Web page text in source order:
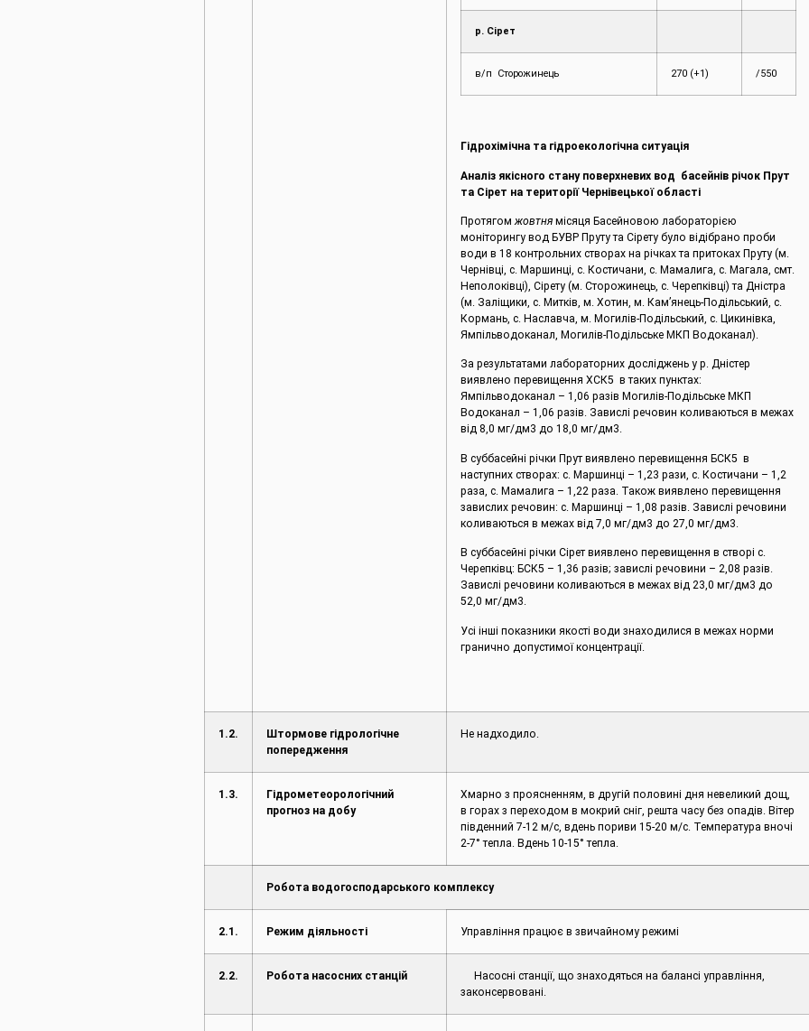
р. Сірет
в/п Сторожинець 270 (+1) /550
Гідрохімічна та гідроекологічна ситуація
Аналіз якісного стану поверхневих вод басейнів річок Прут
та Сірет на території Чернівецької області
Протягомжовтня місяця Басейновою лабораторією
моніторингу вод БУВР Пруту та Сірету було відібрано проби
води в 18 контрольних створах на річках та притоках Пруту (м.
Чернівці, c. Маршинці, с. Костичани, с. Мамалига, с. Магала, смт.
Неполоківці), Сірету (м. Сторожинець, с. Черепківці) та Дністра
(м. Заліщики, с. Митків, м. Хотин, м. Кам’янець-Подільський, с.
Кормань, с. Наславча, м. Могилів-Подільський, с. Цикинівка,
Ямпільводоканал, Могилів-Подільське МКП Водоканал).
За результатами лабораторних досліджень у р. Дністер
виявлено перевищення ХСК5 в таких пунктах:
Ямпільводоканал – 1,06 разів Могилів-Подільське МКП
Водоканал – 1,06 разів. Завислі речовин коливаються в межах
від 8,0 мг/дм3 до 18,0 мг/дм3.
В суббасейні річки Прут виявлено перевищення БСК5 в
наступних створах: c. Маршинці – 1,23 рази, с. Костичани – 1,2
раза, с. Мамалига – 1,22 раза. Також виявлено перевищення
завислих речовин: c. Маршинці – 1,08 разів. Завислі речовини
коливаються в межах від 7,0 мг/дм3 до 27,0 мг/дм3.
В суббасейні річки Сірет виявлено перевищення в створі с.
Черепківц: БСК5 – 1,36 разів; завислі речовини – 2,08 разів.
Завислі речовини коливаються в межах від 23,0 мг/дм3 до
52,0 мг/дм3.
Усі інші показники якості води знаходилися в межах норми
гранично допустимої концентрації.
1.2.
Штормове гідрологічне
попередження
Не надходило.
1.3.
Гідрометеорологічний
прогноз на добу
Хмарно з проясненням, в другій половині дня невеликий дощ,
в горах з переходом в мокрий сніг, решта часу без опадів. Вітер
південний 7-12 м/с, вдень пориви 15-20 м/с. Температура вночі
2-7° тепла. Вдень 10-15° тепла.
Робота водогосподарського комплексу
2.1. Режим діяльності Управління працює в звичайному режимі
2.2. Робота насосних станцій
Насосні станції, що знаходяться на балансі управління,
законсервовані.